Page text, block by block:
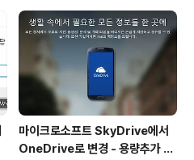
마이크로소프트 SkyDrive에서
OneDrive로 변경 - 용량추가 이